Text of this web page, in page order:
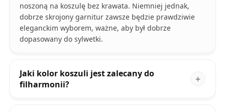
noszoną na koszulę bez krawata. Niemniej jednak,
dobrze skrojony garnitur zawsze będzie prawdziwie
eleganckim wyborem, ważne, aby był dobrze
dopasowany do sylwetki.
Jaki kolor koszuli jest zalecany do
filharmonii?